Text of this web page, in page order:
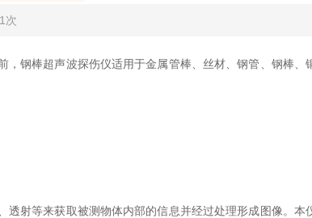
次
棒超声波探伤仪适用于金属管棒、丝材、钢管、钢棒、
等来获取被测物体内部的信息并经过处理形成图像。本